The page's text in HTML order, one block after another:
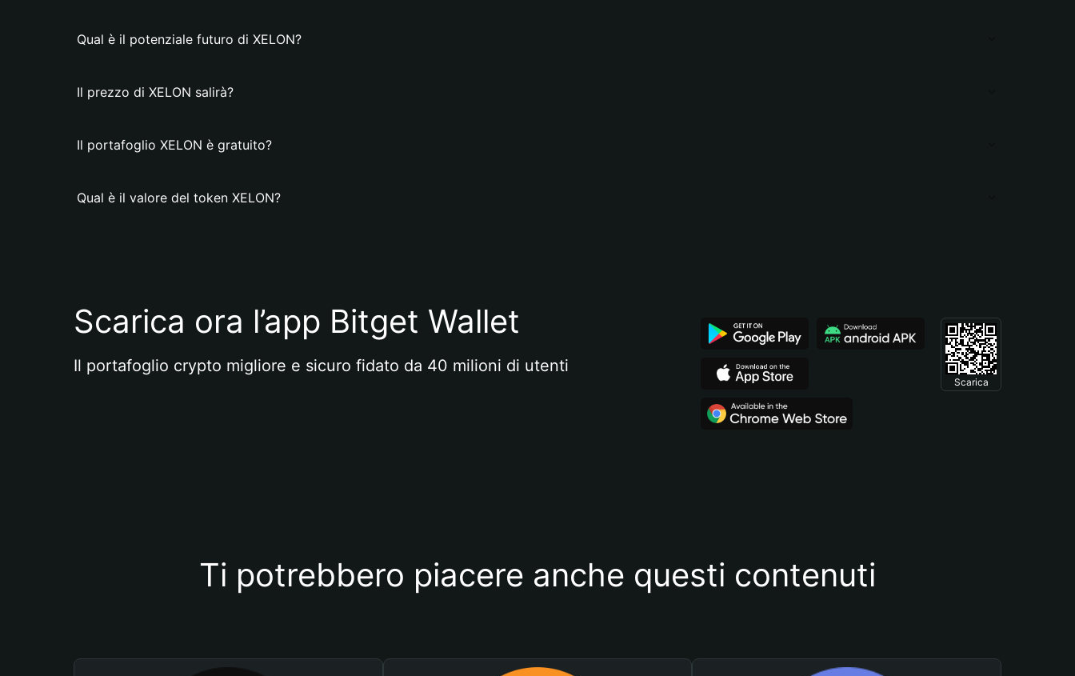
Qual è il potenziale futuro di XELON?
Il prezzo di XELON salirà?
Il portafoglio XELON è gratuito?
Qual è il valore del token XELON?
Scarica ora l’app Bitget Wallet
Il portafoglio crypto migliore e sicuro fidato da 40 milioni di utenti
Scarica
Ti potrebbero piacere anche questi contenuti